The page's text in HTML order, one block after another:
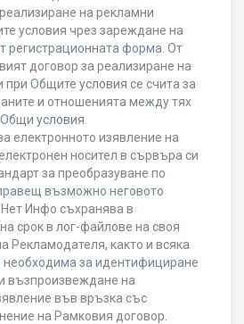
на рекламни
условия чрез зареждане на
регистрационната форма. От
договор за реализиране на
Общите условия се счита за
и отношенията между тях
условия.
електронното изявление на
носител в сървъра си
за преобразуване по
възможно неговото
Инфо съхранява в
срок в лог-файлове на своя
Рекламодателя, както и всяка
за идентифициране
възпроизвеждане на
във връзка със
на Рамковия договор.